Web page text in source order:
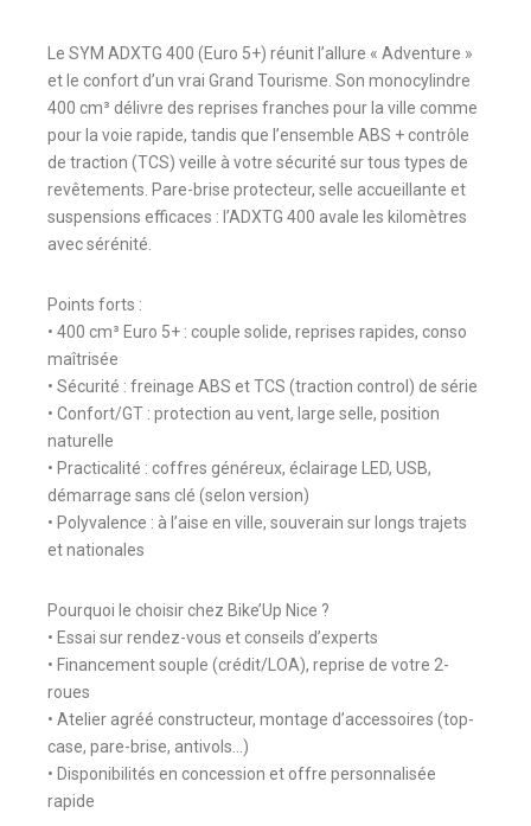
Le SYM ADXTG 400 (Euro 5+) réunit l’allure « Adventure »
et le confort d’un vrai Grand Tourisme. Son monocylindre
400 cm³ délivre des reprises franches pour la ville comme
pour la voie rapide, tandis que l’ensemble ABS + contrôle
de traction (TCS) veille à votre sécurité sur tous types de
revêtements. Pare-brise protecteur, selle accueillante et
suspensions efficaces : l’ADXTG 400 avale les kilomètres
avec sérénité.
Points forts :
• 400 cm³ Euro 5+ : couple solide, reprises rapides, conso
maîtrisée
• Sécurité : freinage ABS et TCS (traction control) de série
• Confort/GT : protection au vent, large selle, position
naturelle
• Practicalité : coffres généreux, éclairage LED, USB,
démarrage sans clé (selon version)
• Polyvalence : à l’aise en ville, souverain sur longs trajets
et nationales
Pourquoi le choisir chez Bike’Up Nice ?
• Essai sur rendez-vous et conseils d’experts
• Financement souple (crédit/LOA), reprise de votre 2-
roues
• Atelier agréé constructeur, montage d’accessoires (top-
case, pare-brise, antivols…)
• Disponibilités en concession et offre personnalisée
rapide